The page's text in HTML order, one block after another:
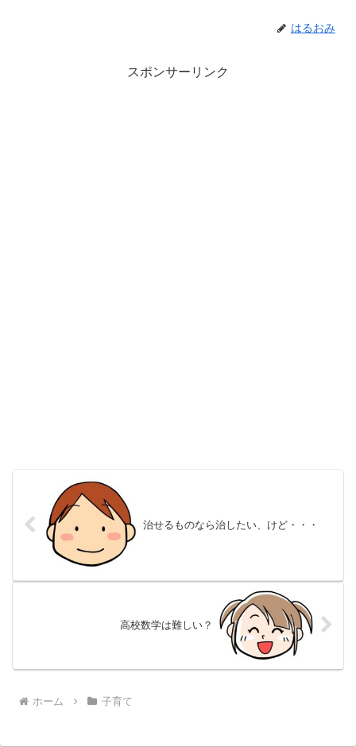
はるおみ
スポンサーリンク
治せるものなら治したい、けど・・・
高校数学は難しい？
ホーム 子育て